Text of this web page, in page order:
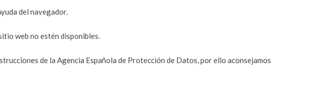
del navegador.
web no estén disponibles.
de la Agencia Española de Protección de Datos, por ello aconsejamos